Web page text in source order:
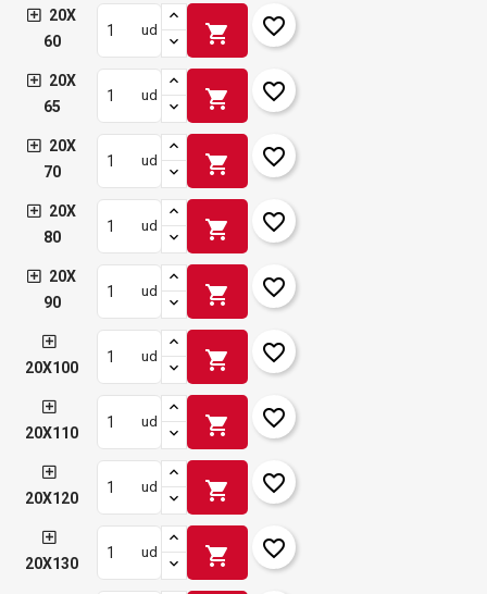
20X
60
ud shopping_cart favorite_border
20X
65
ud shopping_cart favorite_border
20X
70
ud shopping_cart favorite_border
20X
80
ud shopping_cart favorite_border
20X
90
ud shopping_cart favorite_border
20X100
ud shopping_cart favorite_border
20X110
ud shopping_cart favorite_border
20X120
ud shopping_cart favorite_border
20X130
ud shopping_cart favorite_border